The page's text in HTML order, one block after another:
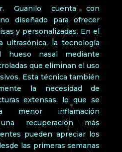
Guanilo cuenta con
diseñado para ofrecer
y personalizadas. En el
ultrasónica, la tecnología
hueso nasal mediante
que eliminan el uso
Esta técnica también
la necesidad de
extensas, lo que se
inflamación
recuperación más
pueden apreciar los
las primeras semanas